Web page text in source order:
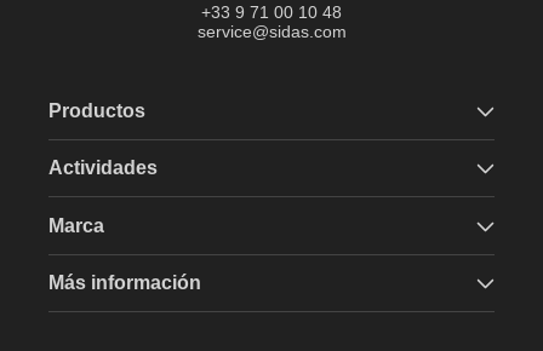
+33 9 71 00 10 48
service@sidas.com
Productos
Actividades
Marca
Más información